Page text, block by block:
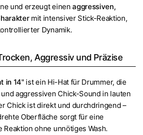
und erzeugt einenaggressiven,
mit intensiver Stick-Reaktion,
Dynamik.
Aggressiv und Präzise
in 14" ist ein Hi-Hat für Drummer, die
aggressiven Chick-Sound in lauten
Chick ist direkt und durchdringend –
Oberfläche sorgt für eine
ohne unnötiges Wash.